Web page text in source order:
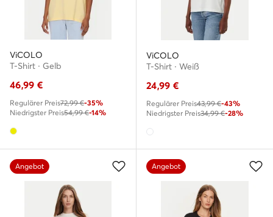
ViCOLO
T-Shirt · Gelb
46,99 €
Regulärer Preis72,99 €-35%
Niedrigster Preis54,99 €-14%
ViCOLO
T-Shirt · Weiß
24,99 €
Regulärer Preis43,99 €-43%
Niedrigster Preis34,99 €-28%
Angebot Angebot